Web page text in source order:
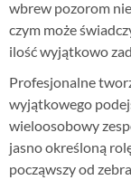
wbrew pozorom
czym może
ilość wyjątkowo
Profesjonalne
wyjątkowego
wieloosobowy
jasno określoną
począwszy od